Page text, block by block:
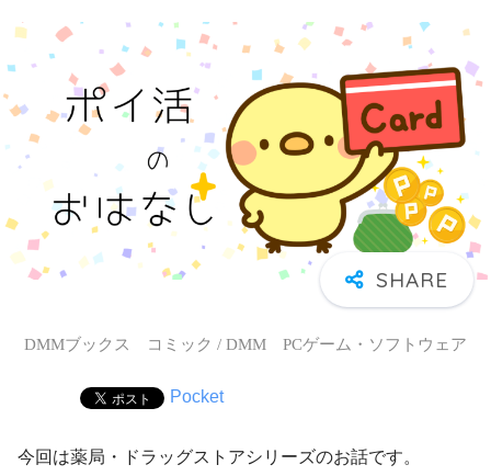
DMMブックス コミック / DMM PCゲーム・ソフトウェア
Pocket
今回は薬局・ドラッグストアシリーズのお話です。